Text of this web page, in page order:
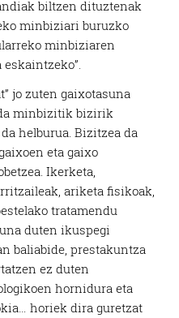
biltzen dituztenak
minbiziari buruzko
minbiziaren
jo zuten gaixotasuna
da minbizitik bizirik
helburua. Bizitzea da
eta gaixo
Ikerketa,
ariketa fisikoak,
tratamendu
duten ikuspegi
baliabide, prestakuntza
ez duten
hornidura eta
horiek dira guretzat